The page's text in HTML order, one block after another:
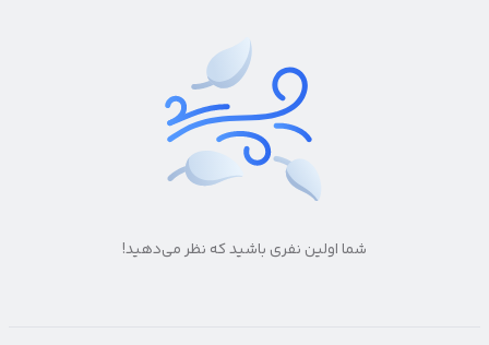
شما اولین نفری باشید که نظر می‌دهید!